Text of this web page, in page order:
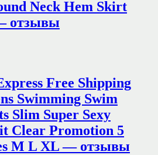
Neck Hem Skirt
отзывы
Free Shipping
Swimming Swim
Slim Super Sexy
Clear Promotion 5
M L XL — отзывы